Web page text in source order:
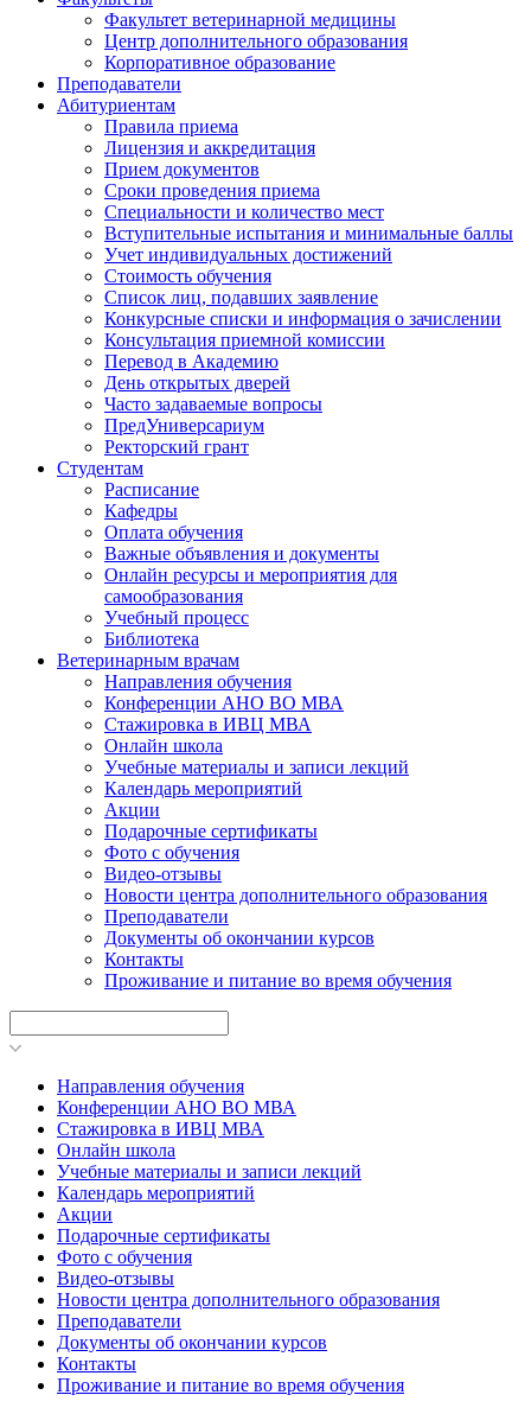
Факультет ветеринарной медицины
Центр дополнительного образования
Корпоративное образование
Преподаватели
Абитуриентам
Правила приема
Лицензия и аккредитация
Прием документов
Сроки проведения приема
Специальности и количество мест
Вступительные испытания и минимальные баллы
Учет индивидуальных достижений
Стоимость обучения
Список лиц, подавших заявление
Конкурсные списки и информация о зачислении
Консультация приемной комиссии
Перевод в Академию
День открытых дверей
Часто задаваемые вопросы
ПредУниверсариум
Ректорский грант
Студентам
Расписание
Кафедры
Оплата обучения
Важные объявления и документы
Онлайн ресурсы и мероприятия для
самообразования
Учебный процесс
Библиотека
Ветеринарным врачам
Направления обучения
Конференции АНО ВО МВА
Стажировка в ИВЦ МВА
Онлайн школа
Учебные материалы и записи лекций
Календарь мероприятий
Акции
Подарочные сертификаты
Фото с обучения
Видео-отзывы
Новости центра дополнительного образования
Преподаватели
Документы об окончании курсов
Контакты
Проживание и питание во время обучения
Направления обучения
Конференции АНО ВО МВА
Стажировка в ИВЦ МВА
Онлайн школа
Учебные материалы и записи лекций
Календарь мероприятий
Акции
Подарочные сертификаты
Фото с обучения
Видео-отзывы
Новости центра дополнительного образования
Преподаватели
Документы об окончании курсов
Контакты
Проживание и питание во время обучения